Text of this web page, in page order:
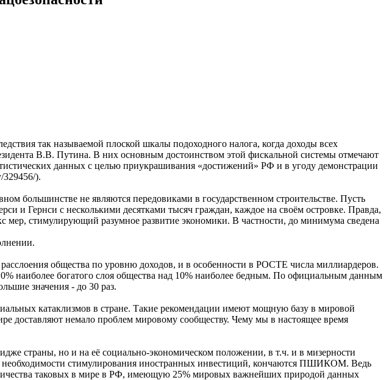
так называемой плоской шкалы подоходного налога, когда доходы всех
В.В. Путина. В них основным достоинством этой фискальной системы отмечают
данных с целью приукрашивания «достижений» РФ и в угоду демонстрации
329456/).
большинстве не являются передовиками в государственном строительстве. Пусть
и Гернси с несколькими десятками тысяч граждан, каждое на своём островке. Правда,
мер, стимулирующий разумное развитие экономики. В частности, до минимума сведена
общества по уровню доходов, и в особенности в РОСТЕ числа миллиардеров.
наиболее богатого слоя общества над 10% наиболее бедным. По официальным данным
значения - до 30 раз.
катаклизмов в стране. Такие рекомендации имеют мощную базу в мировой
доставляют немало проблем мировому сообществу. Чему мы в настоящее время
страны, но и на её социально-экономическом положении, в т.ч. и в мизерности
стимулирования иностранных инвестиций, кончаются ПШИКОМ. Ведь
таковых в мире в РФ, имеющую 25% мировых важнейших природой данных